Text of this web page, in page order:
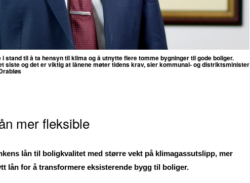
stand til å ta hensyn til klima og å utnytte flere tomme bygninger til gode boliger.
siste og det er viktig at lånene møter tidens krav, sier kommunal- og distriktsminister
mer fleksible
lån til boligkvalitet med større vekt på klimagassutslipp, mer
lån for å transformere eksisterende bygg til boliger.